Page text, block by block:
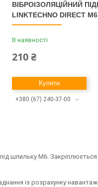
ВІБРОІЗОЛЯЦІЙНИЙ
LINKTECHNO DIRECT M6
В наявності
210 ₴
Купити
+380 (67) 240-37-00
під шпильку М6.
із розрахунку